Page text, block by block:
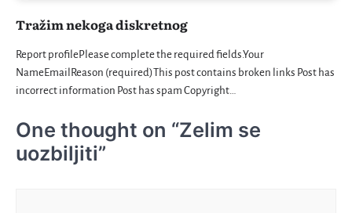
Tražim nekoga diskretnog
Report profilePlease complete the required fields.Your
NameEmailReason (required)This post contains broken links Post has
incorrect information Post has spam Copyright…
One thought on “Zelim se
uozbiljiti”